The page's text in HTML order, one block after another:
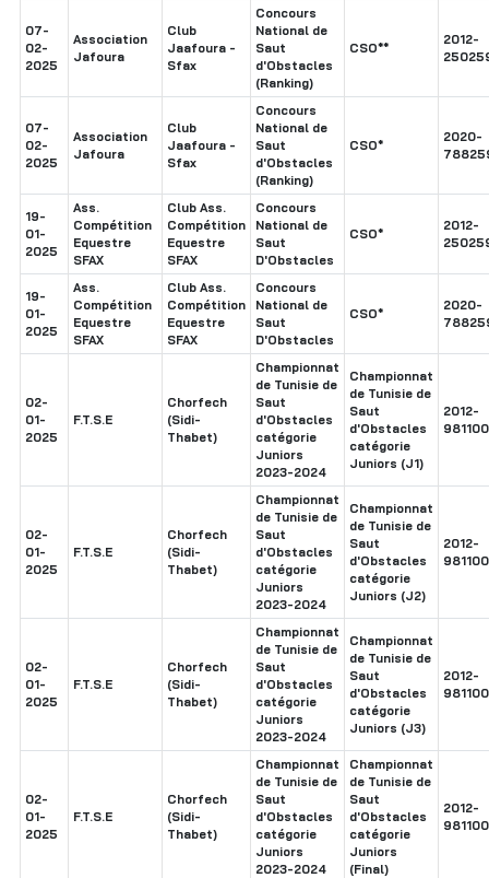
07-
02-
2025
Association
Jafoura
Club
Jaafoura -
Sfax
Concours
National de
Saut
d'Obstacles
(Ranking)
CSO**
2012-
07-
02-
2025
Association
Jafoura
Club
Jaafoura -
Sfax
Concours
National de
Saut
d'Obstacles
(Ranking)
CSO*
2020-
19-
01-
2025
Ass.
Compétition
Equestre
SFAX
Club Ass.
Compétition
Equestre
SFAX
Concours
National de
Saut
D'Obstacles
CSO*
2012-
19-
01-
2025
Ass.
Compétition
Equestre
SFAX
Club Ass.
Compétition
Equestre
SFAX
Concours
National de
Saut
D'Obstacles
CSO*
2020-
02-
01-
2025
F.T.S.E
Chorfech
(Sidi-
Thabet)
Championnat
de Tunisie de
Saut
d'Obstacles
catégorie
Juniors
2023-2024
Championnat
de Tunisie de
Saut
d'Obstacles
catégorie
Juniors (J1)
2012-
02-
01-
2025
F.T.S.E
Chorfech
(Sidi-
Thabet)
Championnat
de Tunisie de
Saut
d'Obstacles
catégorie
Juniors
2023-2024
Championnat
de Tunisie de
Saut
d'Obstacles
catégorie
Juniors (J2)
2012-
02-
01-
2025
F.T.S.E
Chorfech
(Sidi-
Thabet)
Championnat
de Tunisie de
Saut
d'Obstacles
catégorie
Juniors
2023-2024
Championnat
de Tunisie de
Saut
d'Obstacles
catégorie
Juniors (J3)
2012-
02-
01-
2025
F.T.S.E
Chorfech
(Sidi-
Thabet)
Championnat
de Tunisie de
Saut
d'Obstacles
catégorie
Juniors
2023-2024
Championnat
de Tunisie de
Saut
d'Obstacles
catégorie
Juniors
(Final)
2012-